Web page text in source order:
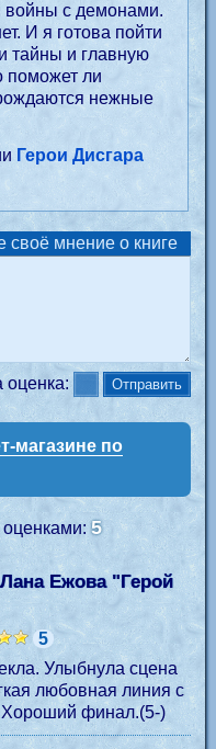
войны с демонами.
И я готова пойти
тайны и главную
поможет ли
нежные
Герои Дисгара
своё мнение о книге
оценка:
магазине по
оценками: 5
Ежова "Герой
5
Улыбнула сцена
любовная линия с
финал.(5-)